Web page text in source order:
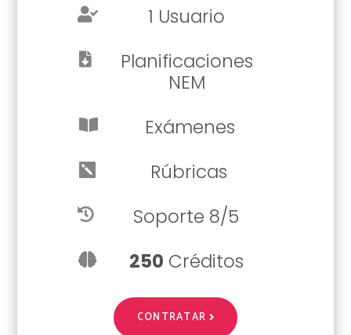
 1 Usuario

Planificaciones
NEM
Exámenes
 Rúbricas
 Soporte 8/5
 250 Créditos
CONTRATAR